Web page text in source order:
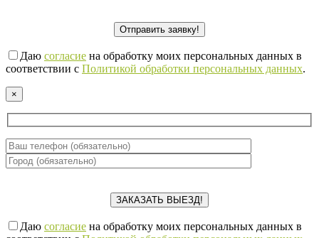
Даю согласие на обработку моих персональных данных в
соответствии с Политикой обработки персональных данных.
×
Даю согласие на обработку моих персональных данных в